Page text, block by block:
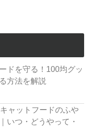
ドを守る！100均グッ
方法を解説
ャットフードのふや
いつ・どうやって・